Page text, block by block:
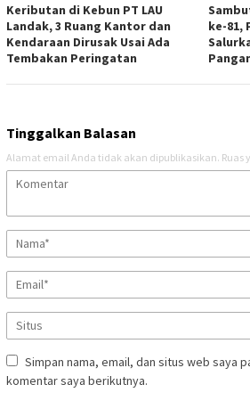
Keributan di Kebun PT LAU
Landak, 3 Ruang Kantor dan
Kendaraan Dirusak Usai Ada
Tembakan Peringatan
ke-81,
Tinggalkan Balasan
Alamat email Anda tidak akan dipublikasikan. Ruas
Simpan nama, email, dan situs web saya
komentar saya berikutnya.